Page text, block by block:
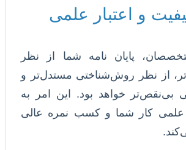
و اعتبار علمی
پایان نامه شما از نظر
از نظر روش‌شناختی مستدل‌تر و
بی‌نقص‌تر خواهد بود. این امر به
علمی کار شما و کسب نمره عالی